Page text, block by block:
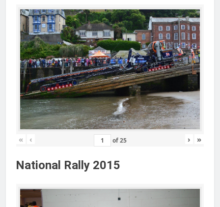
« ‹ of25 › »
National Rally 2015